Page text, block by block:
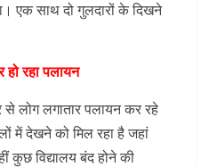
एक साथ दो गुलदारों के दिखने
हो रहा पलायन
लोग लगातार पलायन कर रहे
में देखने को मिल रहा है जहां
कुछ विद्यालय बंद होने की